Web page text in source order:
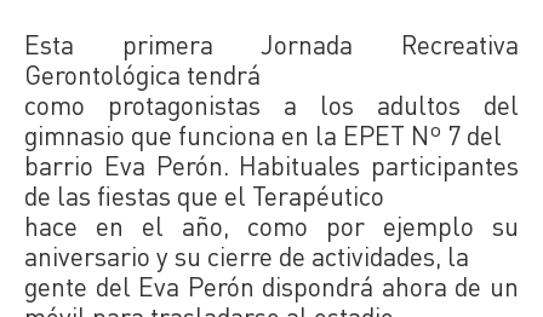
Esta primera Jornada Recreativa
Gerontológica tendrá
como protagonistas a los adultos del
gimnasio que funciona en la EPET Nº 7 del
barrio Eva Perón. Habituales participantes
de las fiestas que el Terapéutico
hace en el año, como por ejemplo su
aniversario y su cierre de actividades, la
gente del Eva Perón dispondrá ahora de un